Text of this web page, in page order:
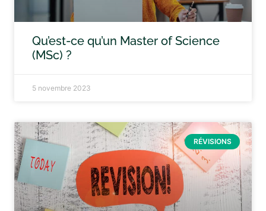
Qu’est-ce qu’un Master of Science
(MSc) ?
5 novembre 2023
RÉVISIONS